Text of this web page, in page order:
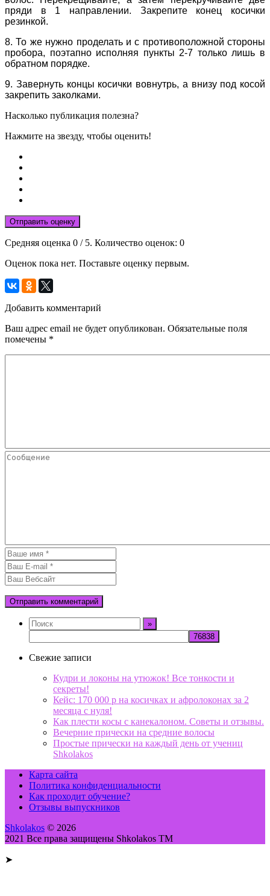
пряди в 1 направлении. Закрепите конец косички
резинкой.
8. То же нужно проделать и с противоположной стороны
пробора, поэтапно исполняя пункты 2-7 только лишь в
обратном порядке.
9. Завернуть концы косички вовнутрь, а внизу под косой
закрепить заколками.
Насколько публикация полезна?
Нажмите на звезду, чтобы оценить!
Отправить оценку
Средняя оценка 0 / 5. Количество оценок: 0
Оценок пока нет. Поставьте оценку первым.
Добавить комментарий
Ваш адрес email не будет опубликован. Обязательные поля
помечены *
Свежие записи
Кудри и локоны на утюжок! Все тонкости и
секреты!
Кейс: 170 000 р на косичках и афролоконах за 2
месяца с нуля!
Как плести косы с канекалоном. Советы и отзывы.
Вечерние прически на средние волосы
Простые прически на каждый день от учениц
Shkolakos
Карта сайта
Политика конфиденциальности
Как проходит обучение?
Отзывы выпускников
Shkolakos © 2026
2021 Все права защищены Shkolakos TM
➤